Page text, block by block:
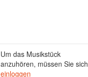
Um das Musikstück
anzuhören, müssen Sie sich
einloggen